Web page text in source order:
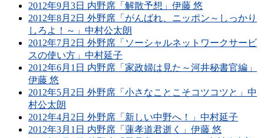
2012年9月3日 内野席「解散予想」伊藤 悠
2012年8月2日 外野席「がんばれ、ニッポン～しっかり
しろよ！～」中村公太朗
2012年7月2日 外野席「ソーシャルネットワークサービ
スの使い方」中村延子
2012年6月1日 内野席「家政婦は見た～河井秘書官編」
伊藤 悠
2012年5月2日 外野席「小さなことこそコツコツと」中
村公太朗
2012年4月2日 外野席「新しい中野へ！」中村延子
2012年3月1日 内野席「蓮孝道君逝く」伊藤 悠